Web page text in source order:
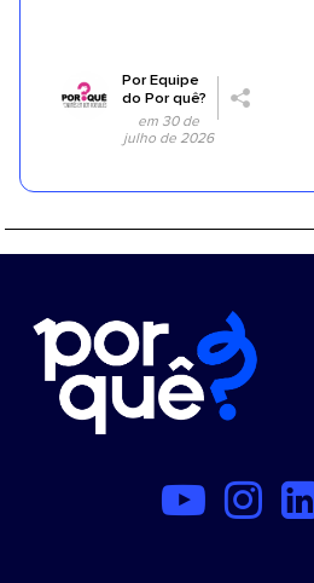
PorEquipe
do Por quê?
em 30 de
julho de 2026